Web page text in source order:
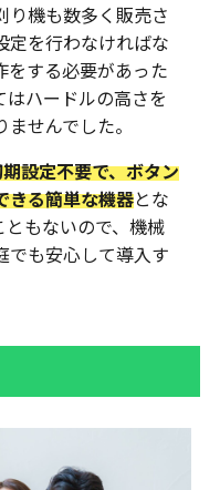
り機も数多く販売さ
定を行わなければな
をする必要があった
はハードルの高さを
せんでした。
設定不要で、ボタン
きる簡単な機器とな
ともないので、機械
でも安心して導入す